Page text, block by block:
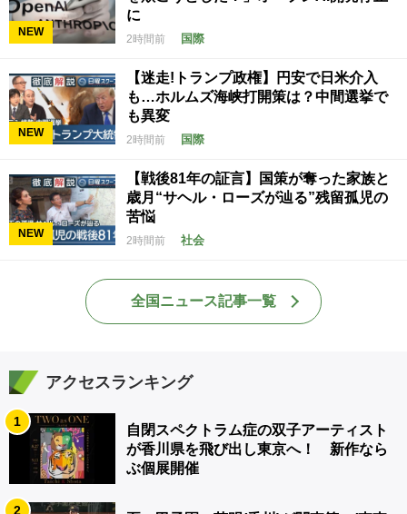
NEW
に
2時間前 国際
NEW
【迷走!トランプ政権】円安で日米介入
も…ホルムズ海峡打開策は？中間選挙で
も異変
2時間前 国際
NEW
【戦後81年の証言】国策が奪った家族と
歳月“サヘル・ローズが辿る”残留孤児の
苦悩
2時間前 社会
全国ニュース記事一覧
アクセスランキング
1
自閉スペクトラム症の双子アーティスト
が香川県を飛び出し東京へ！ 新作なら
ぶ個展開催
2